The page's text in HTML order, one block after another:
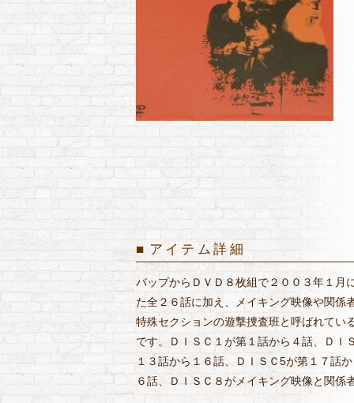
アイテム詳細
バップからＤＶＤ８枚組で２００３年１月
た全２６話に加え、メイキング映像や関係
特殊セクションの遊撃捜査班と呼ばれてい
です。ＤＩＳＣ１が第１話から４話、ＤＩ
１３話から１６話、ＤＩＳＣ5が第１７話
６話、ＤＩＳＣ８がメイキング映像と関